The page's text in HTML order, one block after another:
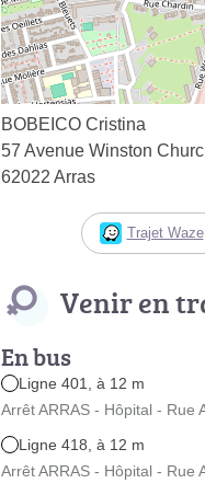
BOBEICO Cristina
57 Avenue Winston
62022 Arras
Trajet Waze
Venir en
En bus
Ligne 401, à 12 m
Arrêt ARRAS - Hôpital - Rue
Ligne 418, à 12 m
Arrêt ARRAS - Hôpital - Rue